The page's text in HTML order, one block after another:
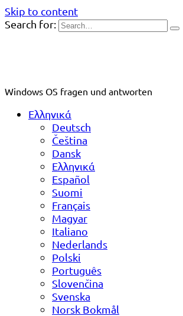
Skip to content
Search for:
Windows OS fragen und antworten
Ελληνικά
Deutsch
Čeština
Dansk
Ελληνικά
Español
Suomi
Français
Magyar
Italiano
Nederlands
Polski
Português
Slovenčina
Svenska
Norsk Bokmål